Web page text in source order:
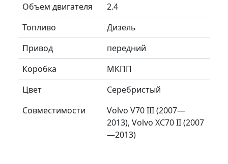
Объем двигателя
2.4
Топливо
Дизель
Привод
передний
Коробка
МКПП
Цвет
Серебристый
Совместимости
Volvo V70 III (2007—
2013), Volvo XC70 II (2007
—2013)